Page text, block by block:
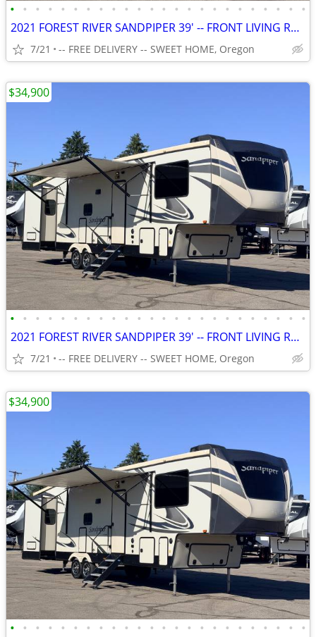
• • • • • • • • • • • • • • • • • • • • • • • •
2021 FOREST RIVER SANDPIPER 39' -- FRONT LIVING ROOM -- 5TH WHEEL RV
7/21 -- FREE DELIVERY -- SWEET HOME, Oregon
• • • • • • • • • • • • • • • • • • • • • • • •
2021 FOREST RIVER SANDPIPER 39' -- FRONT LIVING ROOM -- 5TH WHEEL RV
7/21 -- FREE DELIVERY -- SWEET HOME, Oregon
$34,900
• • • • • • • • • • • • • • • • • • • • • • • •
$34,900